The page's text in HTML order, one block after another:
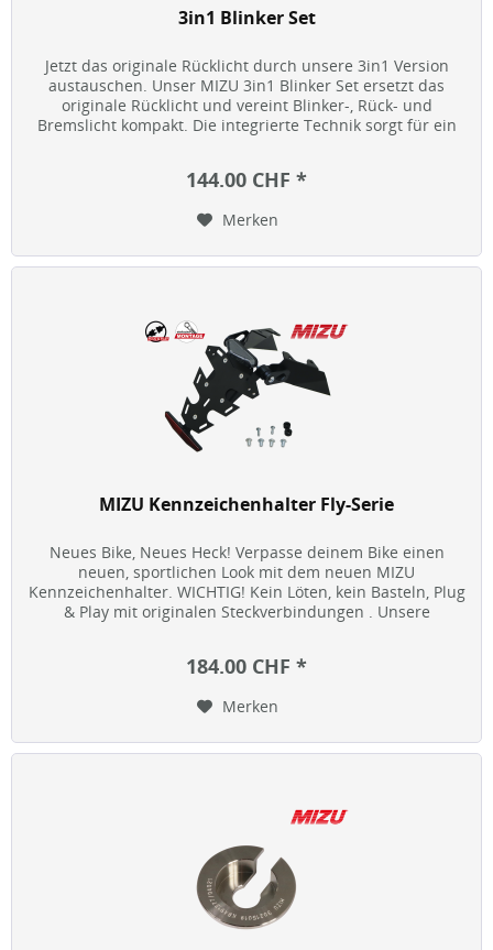
3in1 Blinker Set
Jetzt das originale Rücklicht durch unsere 3in1 Version
austauschen. Unser MIZU 3in1 Blinker Set ersetzt das
originale Rücklicht und vereint Blinker-, Rück- und
Bremslicht kompakt. Die integrierte Technik sorgt für ein
144.00 CHF *
Merken
MIZU Kennzeichenhalter Fly-Serie
Neues Bike, Neues Heck! Verpasse deinem Bike einen
neuen, sportlichen Look mit dem neuen MIZU
Kennzeichenhalter. WICHTIG! Kein Löten, kein Basteln, Plug
& Play mit originalen Steckverbindungen . Unsere
184.00 CHF *
Merken